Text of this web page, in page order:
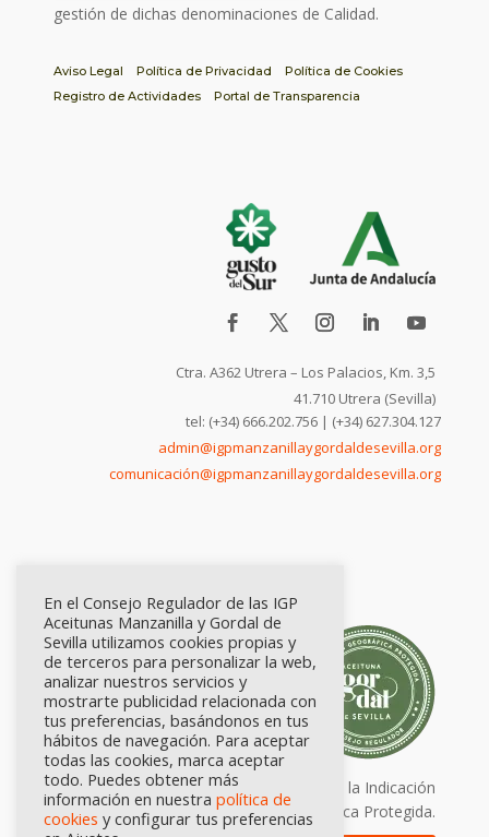
gestión de dichas denominaciones de Calidad.
Aviso Legal Política de Privacidad
Política de Cookies
Registro de Actividades
Portal de Transparencia
Ctra. A362 Utrera – Los Palacios, Km. 3,5
41.710 Utrera (Sevilla)
tel: (+34) 666.202.756 | (+34) 627.304.127
admin@igpmanzanillaygordaldesevilla.org
comunicación@igpmanzanillaygordaldesevilla.org
Calidad certificada por Origen. Sellos de la Indicación
Geográfica Protegida.
En el Consejo Regulador de las IGP
Aceitunas Manzanilla y Gordal de
Sevilla utilizamos cookies propias y
de terceros para personalizar la web,
analizar nuestros servicios y
mostrarte publicidad relacionada con
tus preferencias, basándonos en tus
hábitos de navegación. Para aceptar
todas las cookies, marca aceptar
todo. Puedes obtener más
información en nuestra política de
cookies y configurar tus preferencias